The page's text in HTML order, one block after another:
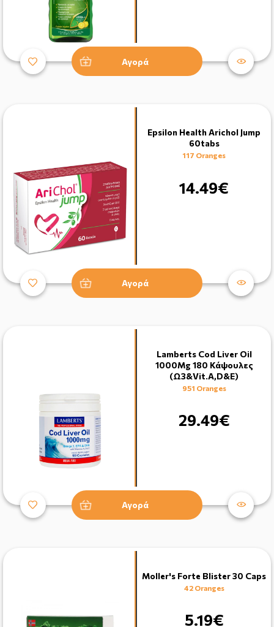
Αγορά
Epsilon Health Arichol Jump
60tabs
117 Oranges
14.49€
Αγορά
Lamberts Cod Liver Oil
1000Mg 180 Κάψουλες
(Ω3&Vit.A,D&E)
951 Oranges
29.49€
Αγορά
Moller's Forte Blister 30 Caps
42 Oranges
5.19€